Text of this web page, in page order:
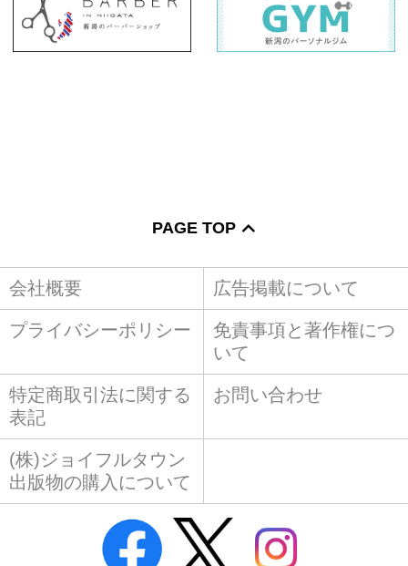
PAGE TOP
会社概要 広告掲載について
プライバシーポリシー
免責事項と著作権につ
いて
特定商取引法に関する
表記
お問い合わせ
(株)ジョイフルタウン
出版物の購入について